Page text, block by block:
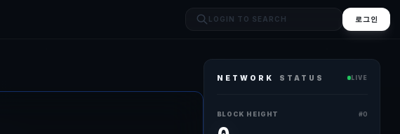
로그인
1000달러선을 유지 중이다. 미국과 이란과의 종전 협상 상황이 악화되고 있는 가
NETWORK STATUS LIVE
BLOCK HEIGHT #0